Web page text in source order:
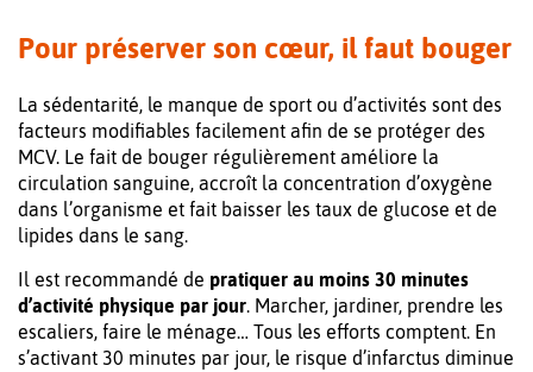
Pour préserver son cœur, il faut bouger
La sédentarité, le manque de sport ou d’activités sont des
facteurs modifiables facilement afin de se protéger des
MCV. Le fait de bouger régulièrement améliore la
circulation sanguine, accroît la concentration d’oxygène
dans l’organisme et fait baisser les taux de glucose et de
lipides dans le sang.
Il est recommandé de pratiquer au moins 30 minutes
d’activité physique par jour. Marcher, jardiner, prendre les
escaliers, faire le ménage… Tous les efforts comptent. En
s’activant 30 minutes par jour, le risque d’infarctus diminue